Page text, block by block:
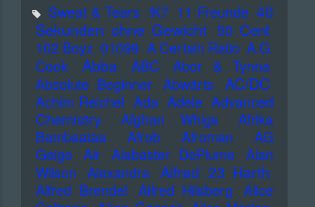
Sweat & Tears !K7 11 Freunde 40
Sekunden ohne Gewicht 50 Cent
102 Boyz 01099 A Certain Ratio A.G.
Cook
Abba ABC
Abor & Tynna
Absolute Beginner Abwärts AC/DC
Achim Reichel Ada Adele Advanced
Chemistry
Afghan Whigs
Afrika
Bambaataa
Afrob Afroman
AG
Geige
Air Alabaster DePlume
Alan
Wilson Alexandra Alfred 23 Harth
Alfred Brendel Alfred Hilsberg
Alice